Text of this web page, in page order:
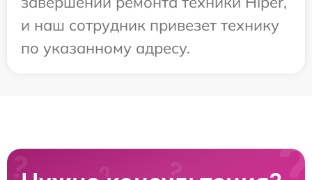
и наш сотрудник привезет технику
по указанному адресу.